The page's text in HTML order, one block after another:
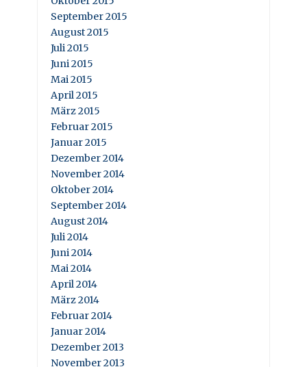
September 2015
August 2015
Juli 2015
Juni 2015
Mai 2015
April 2015
März 2015
Februar 2015
Januar 2015
Dezember 2014
November 2014
Oktober 2014
September 2014
August 2014
Juli 2014
Juni 2014
Mai 2014
April 2014
März 2014
Februar 2014
Januar 2014
Dezember 2013
November 2013